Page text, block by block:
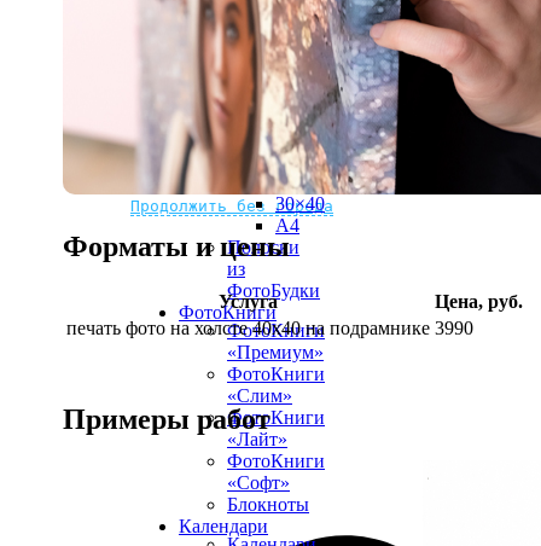
Не нашли Ваш город?
Мы доставляем по всему миру
Продолжить без города
рамке
10х10
10×15
13×18
15×15
15×20
20×20
20×30
30×30
30×40
A4
Полоски
из
ФотоБудки
ФотоКниги
ФотоКниги
«Премиум»
ФотоКниги
«Слим»
ФотоКниги
«Лайт»
ФотоКниги
«Софт»
Блокноты
Календари
Форматы и цены
Услуга
Цена, руб.
печать фото на холсте 40х40 на подрамнике 3990
Примеры работ